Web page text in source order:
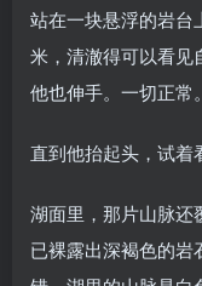
站在一块悬浮的岩台
米，清澈得可以看见
他也伸手。一切正常。
直到他抬起头，试着
湖面里，那片山脉
已裸露出深褐色的